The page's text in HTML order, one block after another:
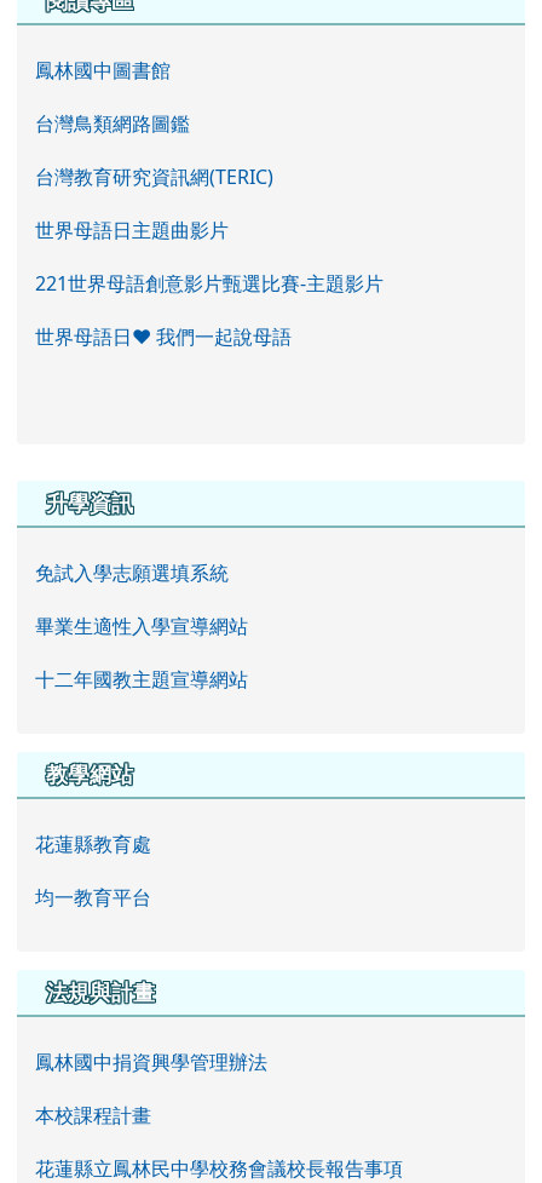
鳳林國中圖書館
台灣鳥類網路圖鑑
台灣教育研究資訊網(TERIC)
世界母語日主題曲影片
221世界母語創意影片甄選比賽-主題影片
世界母語日♥ 我們一起說母語
右邊區域內容
升學資訊
免試入學志願選填系統
畢業生適性入學宣導網站
十二年國教主題宣導網站
教學網站
花蓮縣教育處
均一教育平台
法規與計畫
鳳林國中捐資興學管理辦法
本校課程計畫
花蓮縣立鳳林民中學校務會議校長報告事項